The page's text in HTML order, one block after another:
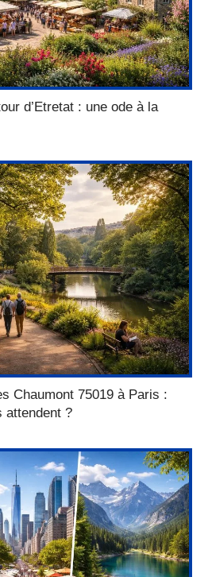
d’Etretat : une ode à la
Chaumont 75019 à Paris :
attendent ?